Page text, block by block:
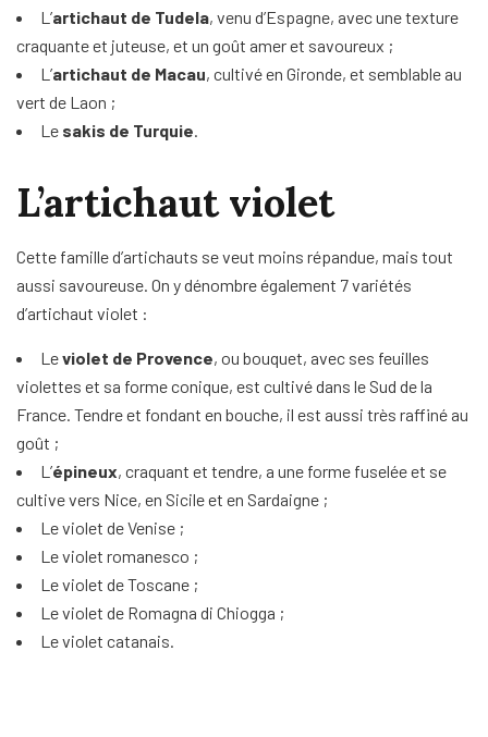
L’artichaut de Tudela, venu d’Espagne, avec une texture
craquante et juteuse, et un goût amer et savoureux ;
L’artichaut de Macau, cultivé en Gironde, et semblable au
vert de Laon ;
Le sakis de Turquie.
L’artichaut violet
Cette famille d’artichauts se veut moins répandue, mais tout
aussi savoureuse. On y dénombre également 7 variétés
d’artichaut violet :
Leviolet de Provence, ou bouquet, avec ses feuilles
violettes et sa forme conique, est cultivé dans le Sud de la
France. Tendre et fondant en bouche, il est aussi très raffiné au
goût ;
L’épineux, craquant et tendre, a une forme fuselée et se
cultive vers Nice, en Sicile et en Sardaigne ;
Le violet de Venise ;
Le violet romanesco ;
Le violet de Toscane ;
Le violet de Romagna di Chiogga ;
Le violet catanais.